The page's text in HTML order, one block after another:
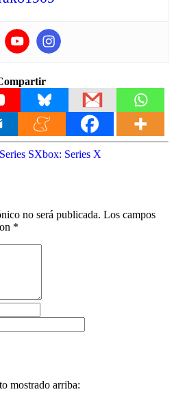
SXbox: Series X
no será publicada. Los campos
*
mostrado arriba: